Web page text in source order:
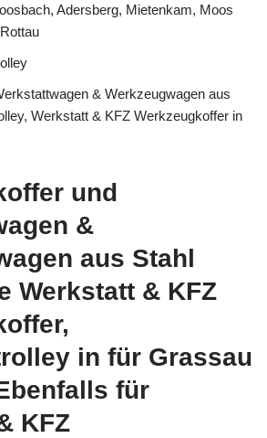
Adersberg, Mietenkam, Moos
& Werkzeugwagen aus
Werkstatt & KFZ Werkzeugkoffer in
und
&
aus Stahl
Werkstatt & KFZ
in für Grassau
für
KFZ